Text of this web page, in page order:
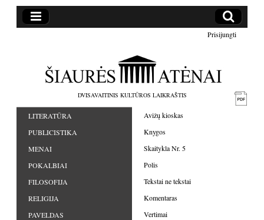
Prisijungti
DVISAVAITINIS KULTŪROS LAIKRAŠTIS
LITERATŪRA
PUBLICISTIKA
MENAI
POKALBIAI
FILOSOFIJA
RELIGIJA
PAVELDAS
Avižų kioskas
Knygos
Skaitykla Nr. 5
Polis
Tekstai ne tekstai
Komentaras
Vertimai